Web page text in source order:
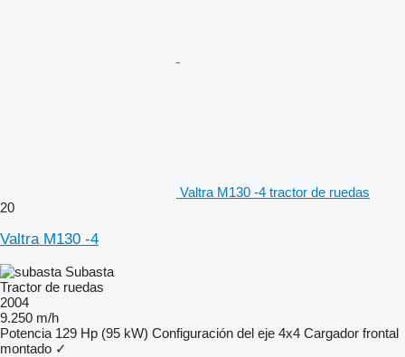
Valtra M130 -4 tractor de ruedas
20
Valtra M130 -4
Subasta
Tractor de ruedas
2004
9.250 m/h
Potencia 129 Hp (95 kW) Configuración del eje 4x4 Cargador frontal
montado ✓